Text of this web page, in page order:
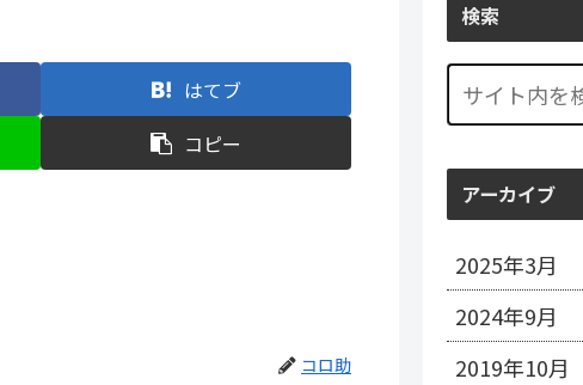
はてブ
コピー
コロ助
検索
アーカイブ
2025年3月
2024年9月
2019年10月